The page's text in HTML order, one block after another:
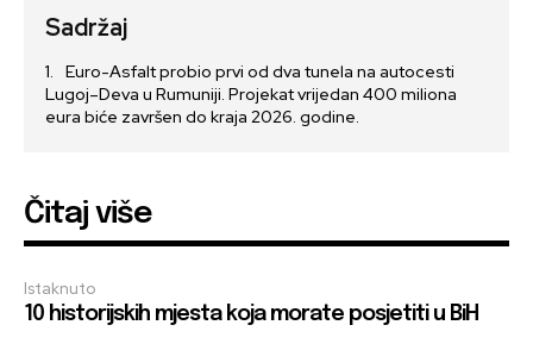
Sadržaj
Euro-Asfalt probio prvi od dva tunela na autocesti
Lugoj–Deva u Rumuniji. Projekat vrijedan 400 miliona
eura biće završen do kraja 2026. godine.
Čitaj više
Istaknuto
10 historijskih mjesta koja morate posjetiti u BiH